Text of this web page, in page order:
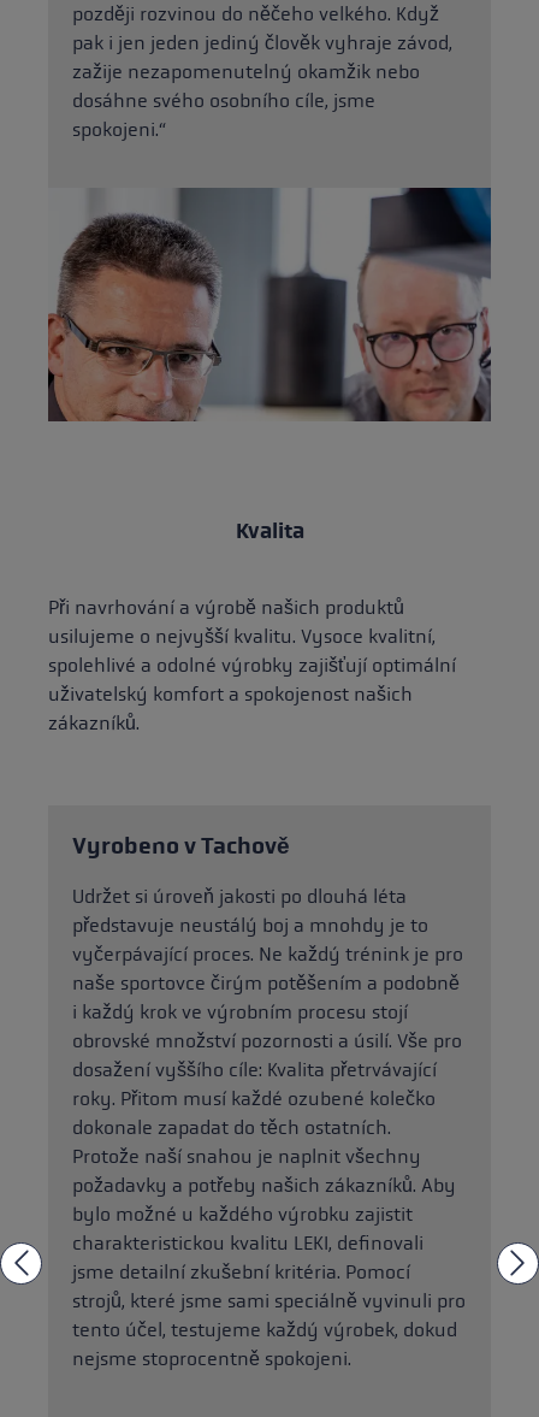
později rozvinou do něčeho velkého. Když
pak i jen jeden jediný člověk vyhraje závod,
zažije nezapomenutelný okamžik nebo
dosáhne svého osobního cíle, jsme
spokojeni.“
Kvalita
Při navrhování a výrobě našich produktů
usilujeme o nejvyšší kvalitu. Vysoce kvalitní,
spolehlivé a odolné výrobky zajišťují optimální
uživatelský komfort a spokojenost našich
zákazníků.
Vyrobeno v Tachově
Udržet si úroveň jakosti po dlouhá léta
představuje neustálý boj a mnohdy je to
vyčerpávající proces. Ne každý trénink je pro
naše sportovce čirým potěšením a podobně
i každý krok ve výrobním procesu stojí
obrovské množství pozornosti a úsilí. Vše pro
dosažení vyššího cíle: Kvalita přetrvávající
roky. Přitom musí každé ozubené kolečko
dokonale zapadat do těch ostatních.
Protože naší snahou je naplnit všechny
požadavky a potřeby našich zákazníků. Aby
bylo možné u každého výrobku zajistit
charakteristickou kvalitu LEKI, definovali
jsme detailní zkušební kritéria. Pomocí
strojů, které jsme sami speciálně vyvinuli pro
tento účel, testujeme každý výrobek, dokud
nejsme stoprocentně spokojeni.